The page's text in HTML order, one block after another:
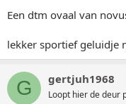
Een dtm ovaal van
lekker sportief geluidje
G gertjuh1968
Loopt hier de deur